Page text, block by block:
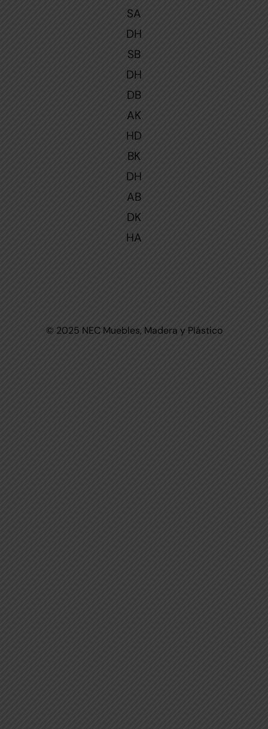
SA
DH
SB
DH
DB
AK
HD
BK
DH
AB
DK
HA
© 2025 NEC Muebles, Madera y Plástico